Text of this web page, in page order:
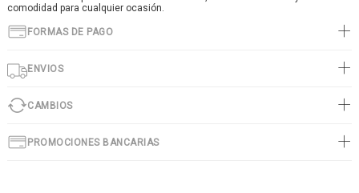
comodidad para cualquier ocasión.
FORMAS DE PAGO
ENVIOS
CAMBIOS
PROMOCIONES BANCARIAS